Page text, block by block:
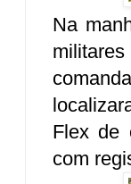
Na
Flex de
com